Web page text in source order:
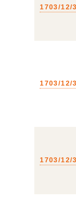
1703/12/
1703/12/
1703/12/